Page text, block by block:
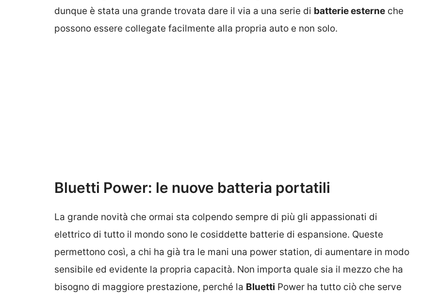
dunque è stata una grande trovata dare il via a una serie di batterie esterne che
possono essere collegate facilmente alla propria auto e non solo.
Bluetti Power: le nuove batteria portatili
La grande novità che ormai sta colpendo sempre di più gli appassionati di
elettrico di tutto il mondo sono le cosiddette batterie di espansione. Queste
permettono così, a chi ha già tra le mani una power station, di aumentare in modo
sensibile ed evidente la propria capacità. Non importa quale sia il mezzo che ha
bisogno di maggiore prestazione, perché la Bluetti Power ha tutto ciò che serve